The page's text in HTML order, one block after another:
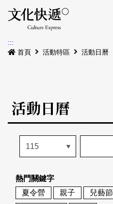
最新公告
本期專題
歷史專題
活動特區
活動列表
地圖搜尋
關於我們
關於我們
會員基本資料
網站導覽
:::
首頁
活動特區 活動日曆
活動日曆
熱門關鍵字
夏令營
親子 兒藝節